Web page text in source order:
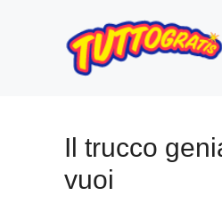
contenuto
Il trucco
vuoi